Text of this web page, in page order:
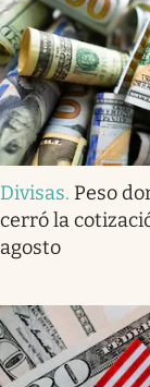
Divisas. Peso
cerró la
agosto